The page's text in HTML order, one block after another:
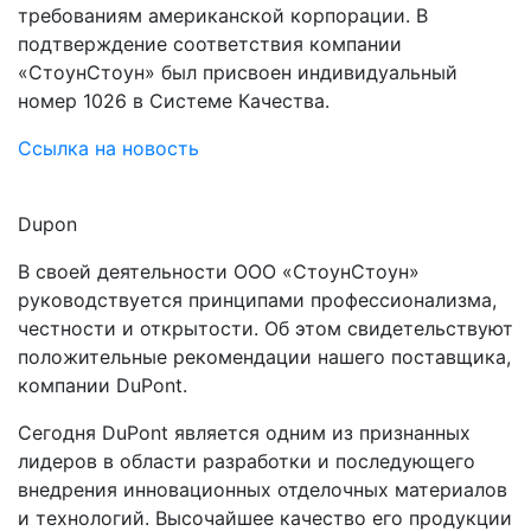
требованиям американской корпорации. В
подтверждение соответствия компании
«СтоунСтоун» был присвоен индивидуальный
номер 1026 в Системе Качества.
Ссылка на новость
Dupon
В своей деятельности ООО «СтоунСтоун»
руководствуется принципами профессионализма,
честности и открытости. Об этом свидетельствуют
положительные рекомендации нашего поставщика,
компании DuPont.
Сегодня DuPont является одним из признанных
лидеров в области разработки и последующего
внедрения инновационных отделочных материалов
и технологий. Высочайшее качество его продукции